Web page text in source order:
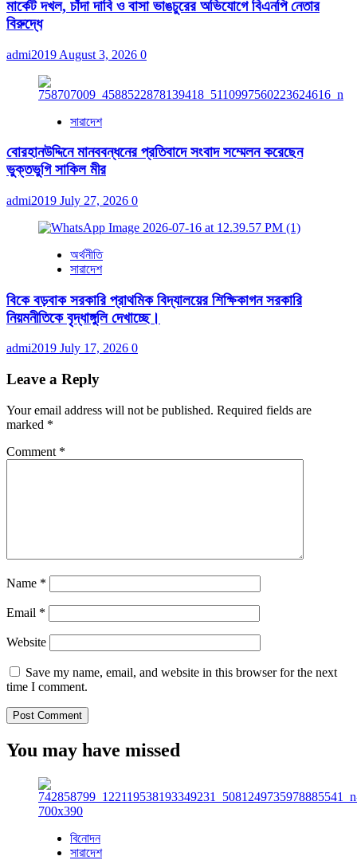
মার্কেট দখল, চাঁদা দাবি ও বাসা ভাঙচুরের অভিযোগে বিএনপি নেতার
বিরুদ্ধে
admi2019 August 3, 2026 0
সারাদেশ
বোরহানউদ্দিনে মানববন্ধনের প্রতিবাদে সংবাদ সম্মেলন করেছেন
ভুক্তভুগি সাকিল মীর
admi2019 July 27, 2026 0
অর্থনীতি
সারাদেশ
বিকে বড়বাক সরকারি প্রাথমিক বিদ্যালয়ের শিক্ষিকাগন সরকারি
নিয়মনীতিকে বৃদ্ধাঙ্গুলি দেখাচ্ছে।
admi2019 July 17, 2026 0
Leave a Reply
Your email address will not be published. Required fields are
marked *
Comment *
Name *
Email *
Website
Save my name, email, and website in this browser for the next
time I comment.
You may have missed
বিনোদন
সারাদেশ